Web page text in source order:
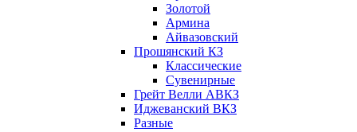
Золотой
Армина
Айвазовский
Прошянский КЗ
Классические
Сувенирные
Грейт Велли АВКЗ
Иджеванский ВКЗ
Разные